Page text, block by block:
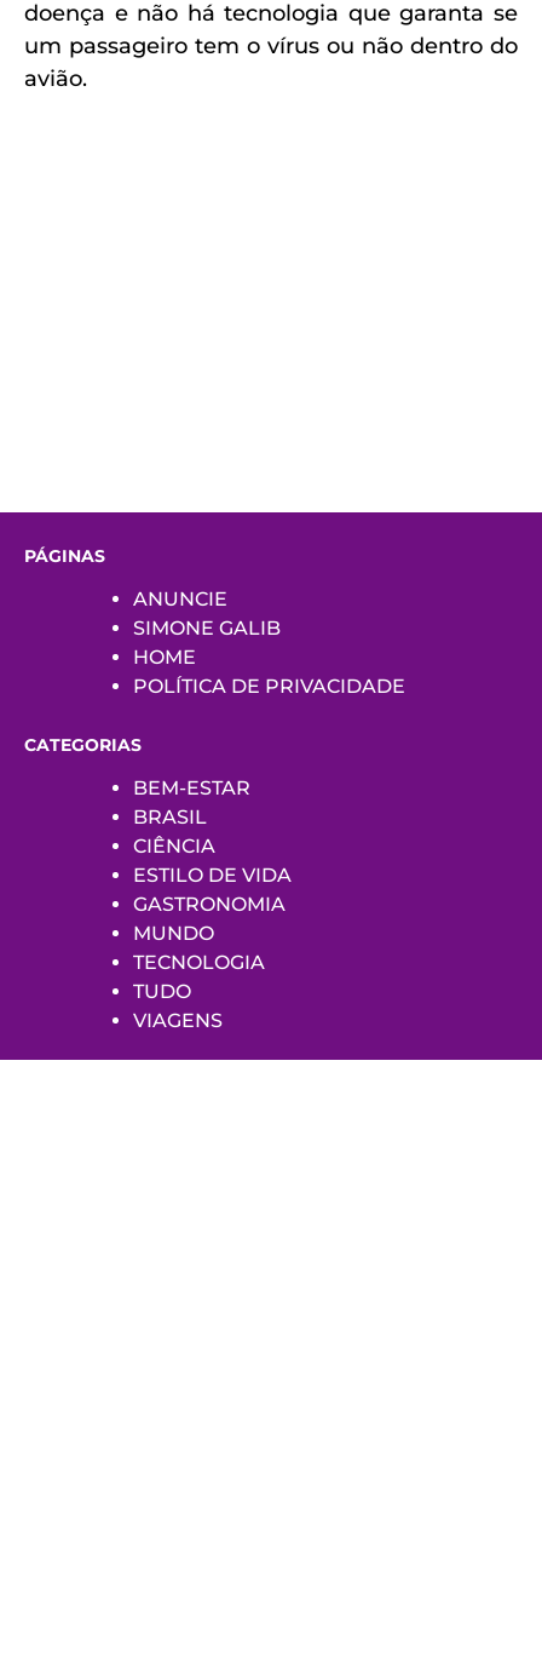
doença e não há tecnologia que garanta se
um passageiro tem o vírus ou não dentro do
avião.
PÁGINAS
ANUNCIE
SIMONE GALIB
HOME
POLÍTICA DE PRIVACIDADE
CATEGORIAS
BEM-ESTAR
BRASIL
CIÊNCIA
ESTILO DE VIDA
GASTRONOMIA
MUNDO
TECNOLOGIA
TUDO
VIAGENS